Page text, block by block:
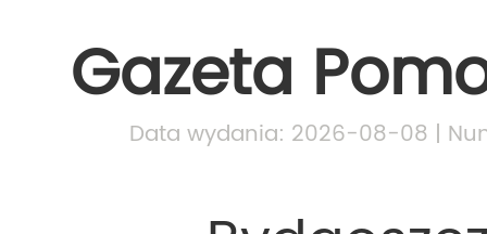
Gazeta
Data wydania: 2026-08-08 |